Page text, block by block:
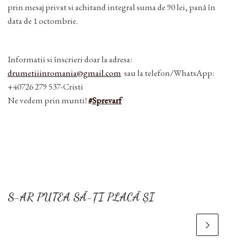
prin mesaj privat si achitand integral suma de 90 lei, pană în
data de 1 octombrie.
Informatii si înscrieri doar la adresa:
drumetiiinromania@gmail.com sau la telefon/WhatsApp:
+40726 279 537-Cristi
Ne vedem prin munti!#Sprevarf
S-AR PUTEA SĂ-ȚI PLACĂ ȘI